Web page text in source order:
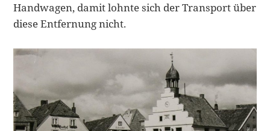
Handwagen, damit lohnte sich der Transport über
diese Entfernung nicht.